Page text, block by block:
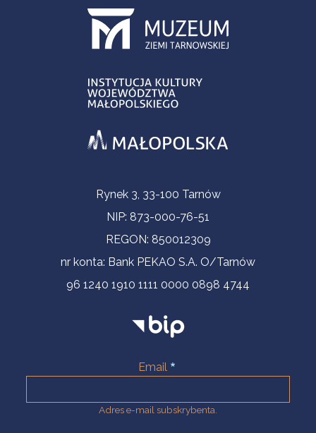
Informacje kontaktoweRynek 3, 33-100 Tarnów
NIP: 873-000-76-51
REGON: 850012309
nr konta: Bank PEKAO S.A. O/Tarnów
96 1240 1910 1111 0000 0898 4744
Email
Adres e-mail subskrybenta.